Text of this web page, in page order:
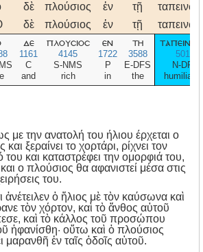
δὲ πλούσιος ἐν τῇ
δὲ πλούσιος ἐν τῇ
δε
1161
C
and
πλουσιοσ
4145
S-NMS
rich
εν
1722
P
in
τη
3588
E-DFS
the
5014
N-DFS
με την ανατολή του ήλιου έρχεται ο
και ξεραίνει το χορτάρι, ρίχνει τον
του και καταστρέφει την ομορφιά του,
και ο πλούσιος θα αφανιστεί μέσα στις
του.
ἀνέτειλεν ὁ ἥλιος μὲ τὸν καύσωνα καὶ
τὸν χόρτον, καὶ τὸ ἄνθος αὐτοῦ
καὶ τὸ κάλλος τοῦ προσώπου
ἠφανίσθη· οὕτω καὶ ὁ πλούσιος
μαρανθῆ ἐν ταῖς ὁδοῖς αὑτοῦ.